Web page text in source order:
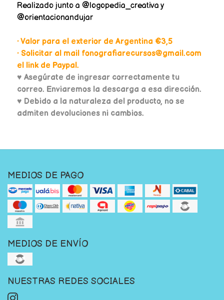
Realizado junto a @logopedia_creativa y
@orientacionandujar
• Valor para el exterior de Argentina €3,5
• Solicitar al mail fonografiarecursos@gmail.com
el link de Paypal.
♥ Asegúrate de ingresar correctamente tu
correo. Enviaremos la descarga a esa dirección.
♥ Debido a la naturaleza del producto, no se
admiten devoluciones ni cambios.
MEDIOS DE PAGO
MEDIOS DE ENVÍO
NUESTRAS REDES SOCIALES